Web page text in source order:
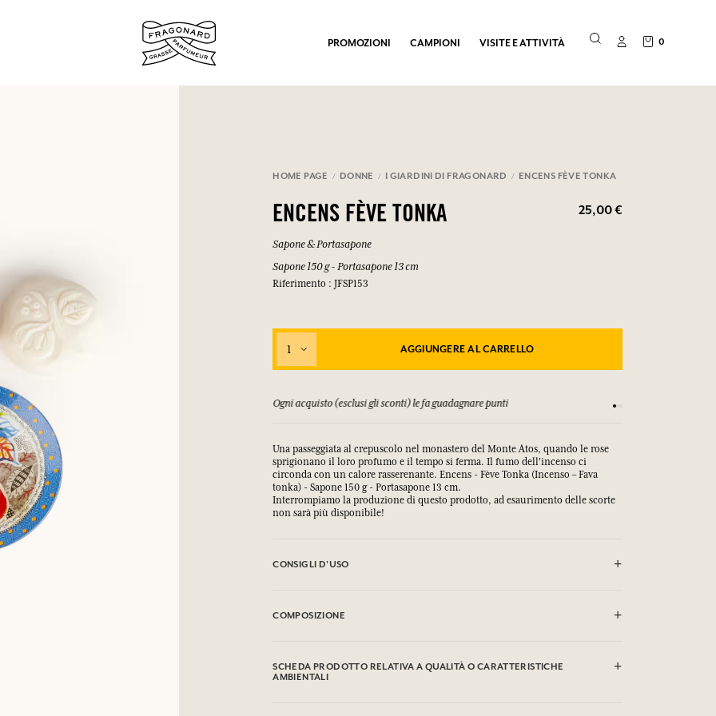
punti e ricevere regali.
punti e ricevere regali.
punti e ricevere regali.
punti e ricevere regali.
punti e ricevere regali.
PROMOZIONI CAMPIONI VISITE E ATTIVITÀ 0
HOME PAGE DONNE I GIARDINI DI FRAGONARD ENCENS FÈVE TONKA
ENCENS FÈVE TONKA 25,00 €
Sapone & Portasapone
Sapone 150 g - Portasapone 13 cm
Riferimento : JFSP153
1 AGGIUNGERE AL CARRELLO
fino a 15 giorni Ogni acquisto (esclusi gli sconti) le fa guadagnare punti
Una passeggiata al crepuscolo nel monastero del Monte Atos, quando le rose
sprigionano il loro profumo e il tempo si ferma. Il fumo dell'incenso ci
circonda con un calore rasserenante. Encens - Fève Tonka (Incenso – Fava
tonka) - Sapone 150 g - Portasapone 13 cm.
Interrompiamo la produzione di questo prodotto, ad esaurimento delle scorte
non sarà più disponibile!
CONSIGLI D'USO
COMPOSIZIONE
Palm Kernel Acid, Sodium Chloride, Glycerin, Argania Spinosa Kernel Oil*,
Helianthus Annuus (Sunflower) Seed Oil, Rosmarinus Officinalis (Rosemary)
SCHEDA PRODOTTO RELATIVA A QUALITÀ O CARATTERISTICHE
AMBIENTALI